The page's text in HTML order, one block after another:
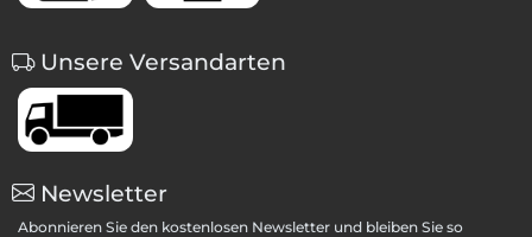
Unsere Versandarten
Newsletter
Abonnieren Sie den kostenlosen Newsletter und bleiben Sie so